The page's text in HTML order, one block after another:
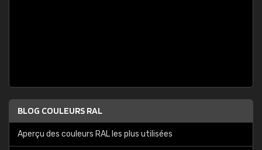
BLOG COULEURS RAL
Aperçu des couleurs RAL les plus utilisées